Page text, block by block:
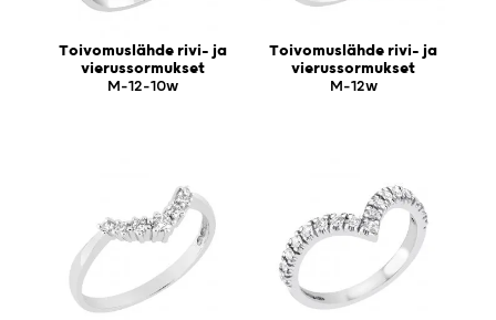
Toivomuslähde rivi- ja
vierussormukset
M-12-10w
Toivomuslähde rivi- ja
vierussormukset
M-12w